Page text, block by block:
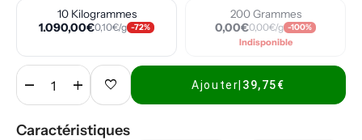
10 Kilogrammes
1.090,00€0,10€/g -72%
200 Grammes
0,00€0,00€/g -100%
Indisponible
remove add favorite Ajouter| 39,75€
Caractéristiques